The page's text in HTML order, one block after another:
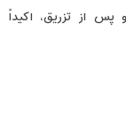
از تزریق، اکیداً